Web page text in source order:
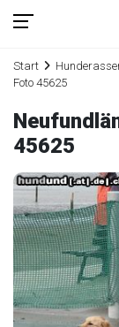
Start
Foto 45625
45625